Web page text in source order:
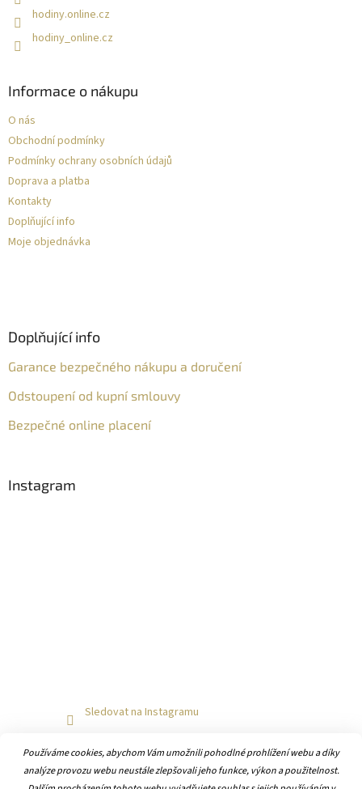
Používáme cookies, abychom Vám umožnili pohodlné prohlížení webu a díky
analýze provozu webu neustále zlepšovali jeho funkce, výkon a použitelnost.
hodiny.online.cz
hodiny_online.cz
Informace o nákupu
O nás
Obchodní podmínky
Podmínky ochrany osobních údajů
Doprava a platba
Kontakty
Doplňující info
Moje objednávka
Doplňující info
Garance bezpečného nákupu a doručení
Odstoupení od kupní smlouvy
Bezpečné online placení
Instagram
Sledovat na Instagramu